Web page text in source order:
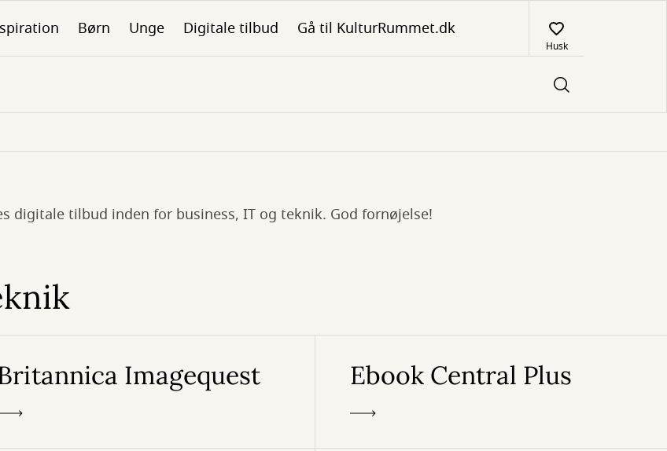
Børn Unge Digitale tilbud Gå til KulturRummet.dk
Husk
digitale tilbud inden for business, IT og teknik. God fornøjelse!
Imagequest Ebook Central Plus